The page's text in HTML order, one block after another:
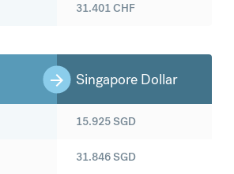
31.401CHF
Singapore Dollar
15.925SGD
31.846SGD